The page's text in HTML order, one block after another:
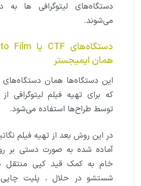
دستگاه‌های لیتوگرافی ها
می‌شوند.
همان ایمیجستر‌
این دستگاه‌ها همان
که برای تهیه فیلم لیتوگرافی
توسط طراح‌ها استفاده‌ می‌شود.
در این روش بعد از تهیه فیلم
آماده شده به صورت دستی بر
خام به کمک قید کپی منتقل
شستشو در حلال ، پلیت چاپی